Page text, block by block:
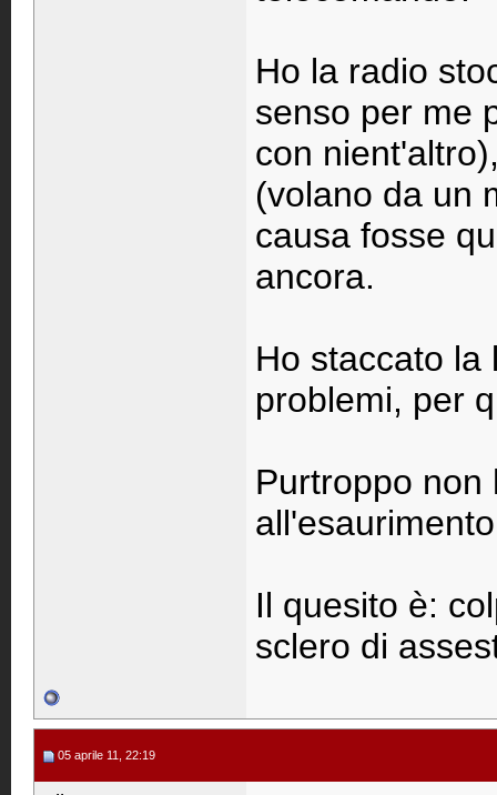
Ho la radio
senso per me
con
(volano da un
causa fosse
ancora.
Ho staccato la
problemi, per
Purtroppo non
Il quesito è:
sclero di
05 aprile 11, 22:19